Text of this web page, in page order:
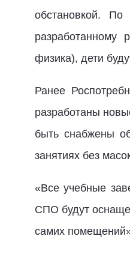
обстановкой.
разработанному
физика), дети
Ранее
разработаны
быть снабжены
занятиях без
«Все учебные
СПО будут
самих